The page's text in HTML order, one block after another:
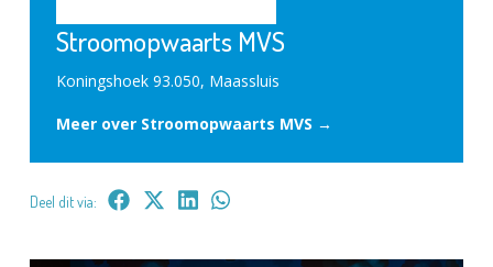
Stroomopwaarts MVS
Koningshoek 93.050, Maassluis
Meer over Stroomopwaarts MVS →
Deel dit via: